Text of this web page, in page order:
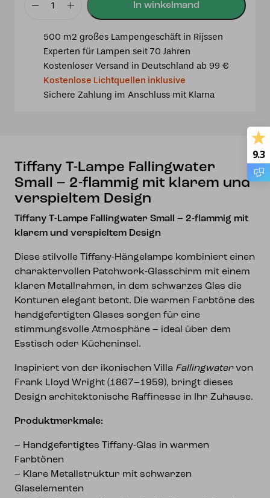
Tiffany
Lampe
Fallingwater
Small
verspieltem
Design
Menge
500 m2 großes Lampengeschäft in Rijssen
Experten für Lampen seit 70 Jahren
Kostenloser Versand in Deutschland ab 99 €
Kostenlose Lichtquellen inklusive
Sichere Zahlung im Anschluss mit Klarna
Tiffany T-Lampe Fallingwater
Small – 2-flammig mit klarem und
verspieltem Design
Tiffany T-Lampe Fallingwater Small – 2-flammig mit
klarem und verspieltem Design
Diese stilvolle Tiffany-Hängelampe kombiniert einen
charaktervollen Patchwork-Glasschirm mit einem
klaren Metallrahmen, in dem schwarzes Glas die
Konturen elegant betont. Die warmen Farbtöne des
handgefertigten Glases sorgen für eine
stimmungsvolle Atmosphäre – ideal über dem
Esstisch oder Kücheninsel.
Inspiriert von der ikonischen Villa Fallingwatervon
Frank Lloyd Wright (1867–1959), bringt dieses
Design architektonische Raffinesse in Ihr Zuhause.
Produktmerkmale:
– Handgefertigtes Tiffany-Glas in warmen
Farbtönen
– Klare Metallstruktur mit schwarzen
Glaselementen
9.3